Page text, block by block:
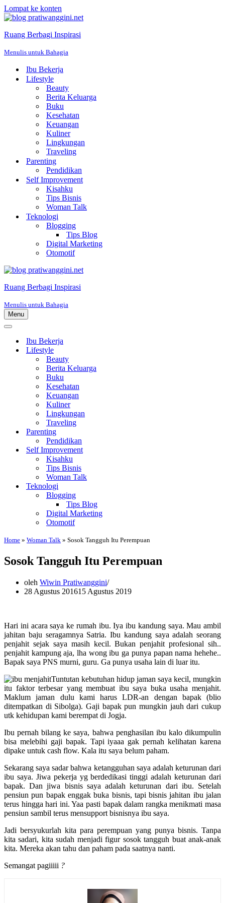
Lompat ke konten
Ruang Berbagi Inspirasi
Menulis untuk Bahagia
Ibu Bekerja
Lifestyle
Beauty
Berita Keluarga
Buku
Kesehatan
Keuangan
Kuliner
Lingkungan
Traveling
Parenting
Pendidikan
Self Improvement
Kisahku
Tips Bisnis
Woman Talk
Teknologi
Blogging
Tips Blog
Digital Marketing
Otomotif
Ruang Berbagi Inspirasi
Menulis untuk Bahagia
Menu
Menu
Menu
NavigasiIbu Bekerja
Lifestyle
Beauty
Berita Keluarga
Buku
Kesehatan
Keuangan
Kuliner
Lingkungan
Traveling
Parenting
Pendidikan
Self Improvement
Kisahku
Tips Bisnis
Woman Talk
Teknologi
Blogging
Tips Blog
Digital Marketing
Otomotif
Home » Woman Talk » Sosok Tangguh Itu Perempuan
Sosok Tangguh Itu Perempuan
oleh Wiwin Pratiwanggini
28 Agustus 201615 Agustus 2019
Hari ini acara saya ke rumah ibu. Iya ibu kandung saya. Mau ambil
jahitan baju seragamnya Satria. Ibu kandung saya adalah seorang
penjahit sejak saya masih kecil. Bukan penjahit profesional sih..
penjahit kampung aja, lha wong ibu ga punya papan nama hehehe..
Bapak saya PNS murni, guru. Ga punya usaha lain di luar itu.
Tuntutan kebutuhan hidup jaman saya kecil, mungkin
itu faktor terbesar yang membuat ibu saya buka usaha menjahit.
Maklum jaman dulu kami harus LDR-an dengan bapak (blio
ditempatkan di Sibolga). Gaji bapak pun mungkin jauh dari cukup
utk kehidupan kami berempat di Jogja.
Ibu pernah bilang ke saya, bahwa penghasilan ibu kalo dikumpulin
bisa melebihi gaji bapak. Tapi iyaaa gak pernah kelihatan karena
dipake untuk cash flow. Kala itu saya belum paham.
Sekarang saya sadar bahwa ketangguhan saya adalah keturunan dari
ibu saya. Jiwa pekerja yg berdedikasi tinggi adalah keturunan dari
bapak. Dan jiwa bisnis saya adalah keturunan dari ibu. Setelah
pensiun pun bapak enggak buka bisnis, tapi bisnis jahitan ibu jalan
terus hingga hari ini. Yaa pasti bapak dalam rangka menikmati masa
pensiun sambil terus mensupport bisnisnya ibu saya.
Jadi bersyukurlah kita para perempuan yang punya bisnis. Tanpa
kita sadari, kita sudah menjadi figur sosok tangguh buat anak-anak
kita. Mereka akan tahu dan paham pada saatnya nanti.
Semangat pagiiiii ?